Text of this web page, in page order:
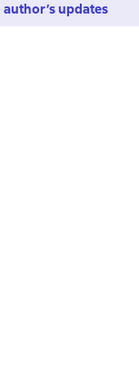
updates